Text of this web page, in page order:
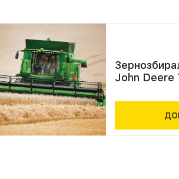
John Deere